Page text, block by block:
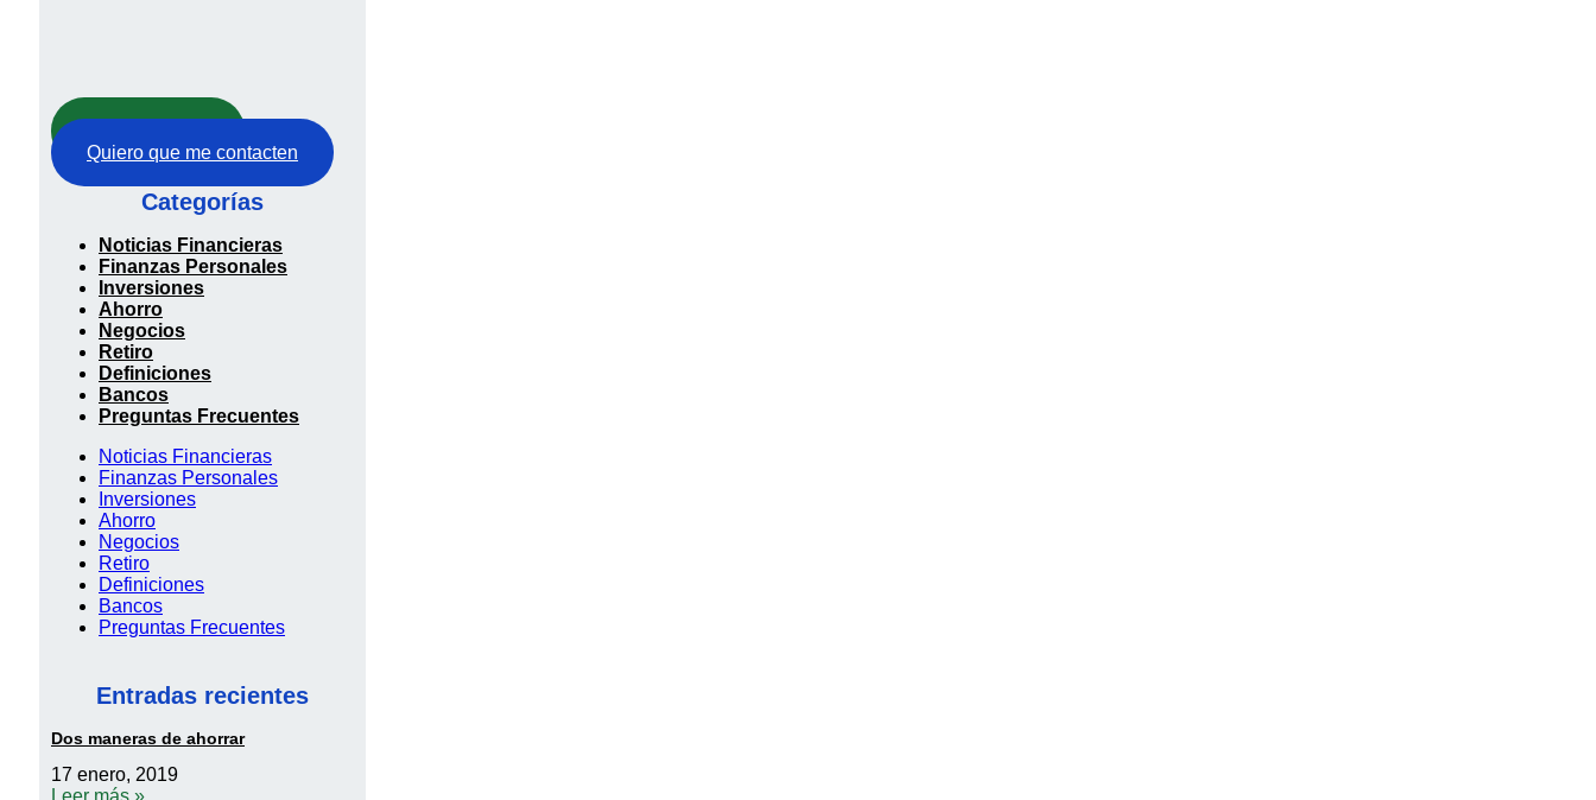
Quiero que me contacten
Categorías
Noticias Financieras
Finanzas Personales
Inversiones
Ahorro
Negocios
Retiro
Definiciones
Bancos
Preguntas Frecuentes
Noticias Financieras
Finanzas Personales
Inversiones
Ahorro
Negocios
Retiro
Definiciones
Bancos
Preguntas Frecuentes
Entradas recientes
Dos maneras de ahorrar
17 enero, 2019